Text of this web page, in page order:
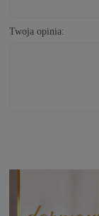
Twoja opinia: